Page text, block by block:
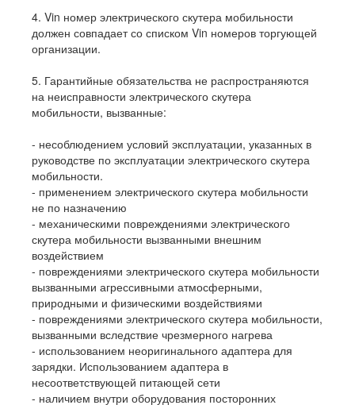
4. Vin номер электрического скутера мобильности
должен совпадает со списком Vin номеров торгующей
организации.
5. Гарантийные обязательства не распространяются
на неисправности электрического скутера
мобильности, вызванные:
- несоблюдением условий эксплуатации, указанных в
руководстве по эксплуатации электрического скутера
мобильности.
- применением электрического скутера мобильности
не по назначению
- механическими повреждениями электрического
скутера мобильности вызванными внешним
воздействием
- повреждениями электрического скутера мобильности
вызванными агрессивными атмосферными,
природными и физическими воздействиями
- повреждениями электрического скутера мобильности,
вызванными вследствие чрезмерного нагрева
- использованием неоригинального адаптера для
зарядки. Использованием адаптера в
несоответствующей питающей сети
- наличием внутри оборудования посторонних